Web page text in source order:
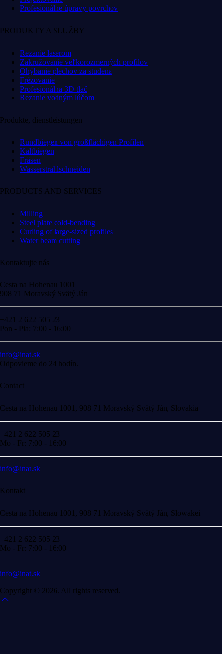
Profesionálne úpravy povrchov
PRODUKTY A SLUŽBY
Rezanie laserom
Zakružovanie veľkorozmerných profilov
Ohýbanie plechov za studena
Frézovanie
Profesionálna 3D tlač
Rezanie vodným lúčom
Produkte, dienstleistungen
Rundbiegen von großflächigen Profilen
Kaltbiegen
Fräsen
Wasserstrahlschneiden
PRODUCTS AND SERVICES
Milling
Steel plate cold-bending
Curling of large-sized profiles
Water beam cutting
Kontaktujte nás
Cesta na Hohenau 1001
908 71 Moravský Svätý Ján
+421 2 622 505 23
Pon - Pia: 7:00 - 16:00
info@inat.sk
Odpovieme do 24 hodín.
Contact
Cesta na Hohenau 1001, 908 71 Moravský Svätý Ján, Slovakia
+421 2 622 505 23
Mo - Fr: 7:00 - 16:00
info@inat.sk
Kontakt
Cesta na Hohenau 1001, 908 71 Moravský Svätý Ján, Slowakei
+421 2 622 505 23
Mo - Fr: 7:00 - 16:00
info@inat.sk
Copyright © 2026. All rights reserved.